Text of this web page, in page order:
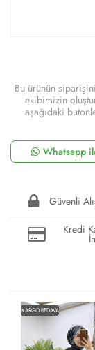
Bu ürünün
ekibimizin
aşağıdaki
Whatsapp
Güvenli
Kredi
KARGO BEDAVA